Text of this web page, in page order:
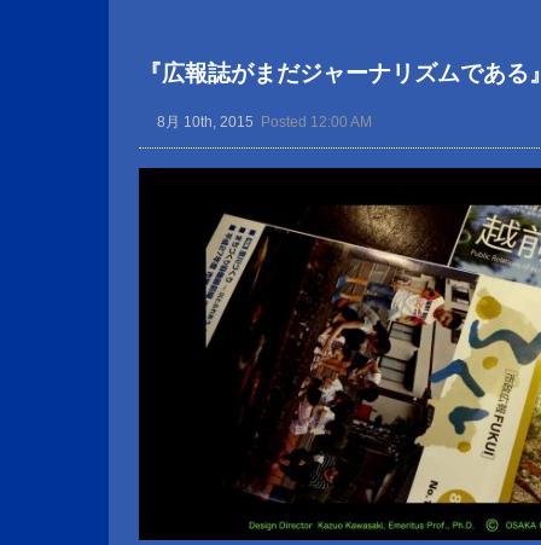
『広報誌がまだジャーナリズムである
8月 10th, 2015 Posted 12:00 AM